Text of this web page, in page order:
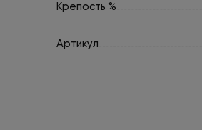
Крепость %
Артикул